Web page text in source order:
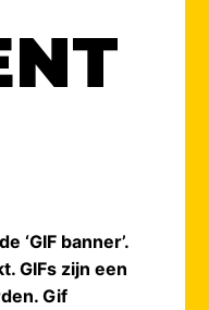
‘GIF banner’.
GIFs zijn een
Gif